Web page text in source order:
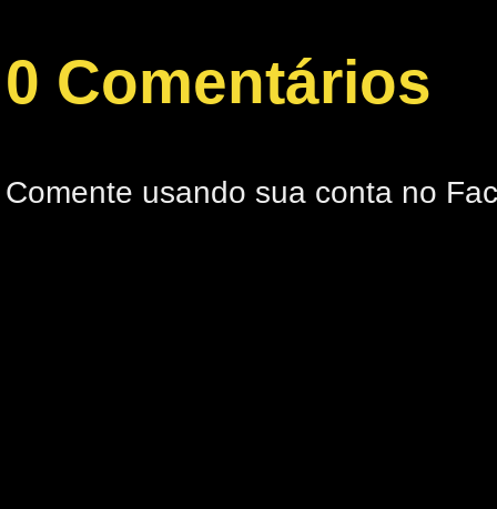
0 Comentários
Comente usando sua conta no